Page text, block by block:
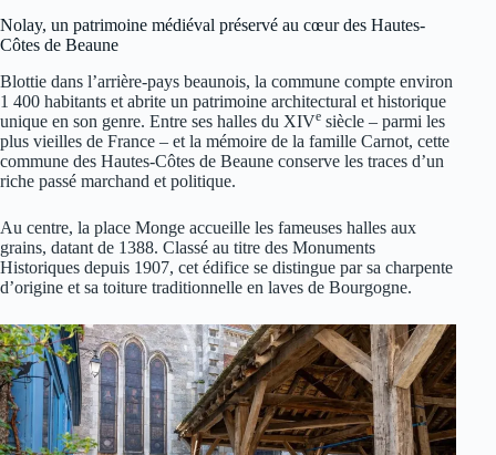
Nolay, un patrimoine médiéval préservé au cœur des Hautes-
Côtes de Beaune
Blottie dans l’arrière-pays beaunois, la commune compte environ
1 400 habitants et abrite un patrimoine architectural et historique
unique en son genre. Entre ses halles du XIVe siècle – parmi les
plus vieilles de France – et la mémoire de la famille Carnot, cette
commune des Hautes-Côtes de Beaune conserve les traces d’un
riche passé marchand et politique.
Au centre, la place Monge accueille les fameuses halles aux
grains, datant de 1388. Classé au titre des Monuments
Historiques depuis 1907, cet édifice se distingue par sa charpente
d’origine et sa toiture traditionnelle en laves de Bourgogne.